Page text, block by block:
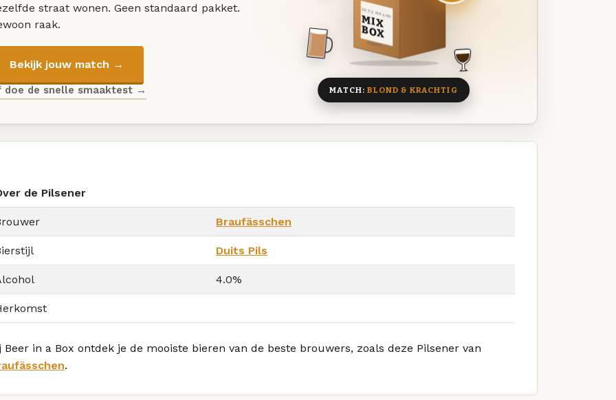
straat wonen. Geen standaard pakket.
raak.
Bekijk jouw match →
doe de snelle smaaktest →
DEZE MAAND
MIX
BOX
8 BIEREN
MATCH:BLOND & KRACHTIG
de Pilsener
Braufässchen
Duits Pils
4.0%
Beer in a Box ontdek je de mooiste bieren van de beste brouwers, zoals deze Pilsener van
.